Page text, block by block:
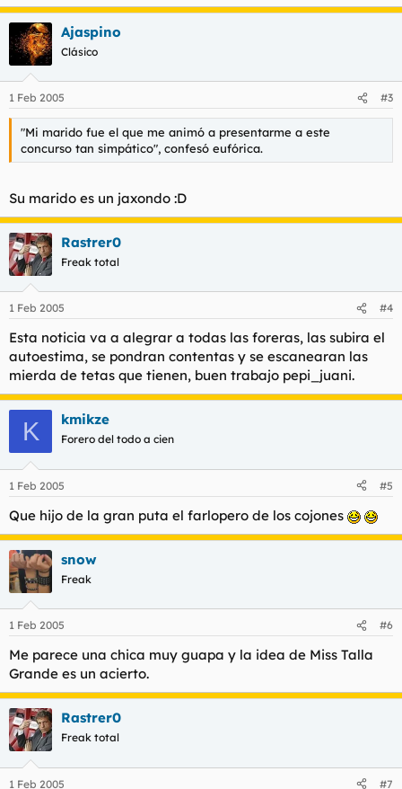
por su garbo y contoneo.
CON RUDY VENTURA
Entre pase y pase, que realizaron en vestido de calle, actuó
Rudy Ventura, que versionó la Danza ritual del fuego, de
Manuel de Falla.
También intervino aquel mago catalán llamado Xevi, que en
1969 obtuvo el récord Guinnes por conducir con los ojos
vendados desde la montaña de Montserrat hasta el Salón del
Automóvil, gesta que repitió en dos ocasiones.
Al acto asistieron la vedete Merche Mar, siempre seductora,
estrella del Barça, y Ceferino Cascajares, representante de
lencería.
Ajaspino
Clásico
1 Feb 2005 #3
"Mi marido fue el que me animó a presentarme a este
concurso tan simpático", confesó eufórica.
Su marido es un jaxondo :D
Rastrer0
Freak total
1 Feb 2005 #4
Esta noticia va a alegrar a todas las foreras, las subira el
autoestima, se pondran contentas y se escanearan las
mierda de tetas que tienen, buen trabajo pepi_juani.
K kmikze
Forero del todo a cien
1 Feb 2005 #5
Que hijo de la gran puta el farlopero de los cojones
snow
Freak
1 Feb 2005 #6
Me parece una chica muy guapa y la idea de Miss Talla
Grande es un acierto.
Rastrer0
Freak total
1 Feb 2005 #7